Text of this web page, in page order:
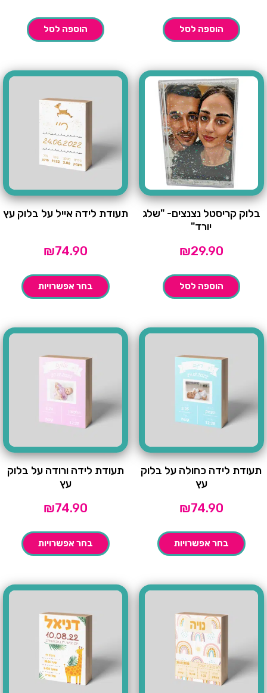
הוספה לסל הוספה לסל
בלוק קריסטל נצנצים- "שלג
יורד"
₪29.90
הוספה לסל
תעודת לידה אייל על בלוק עץ
₪74.90
בחר אפשרויות
תעודת לידה כחולה על בלוק
עץ
₪74.90
בחר אפשרויות
תעודת לידה ורודה על בלוק
עץ
₪74.90
בחר אפשרויות